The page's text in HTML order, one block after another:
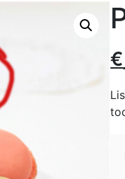
€